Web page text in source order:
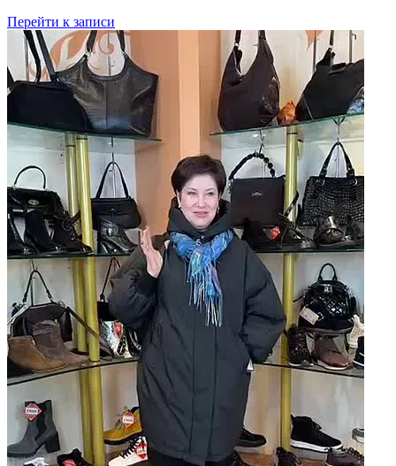
Перейти к записи